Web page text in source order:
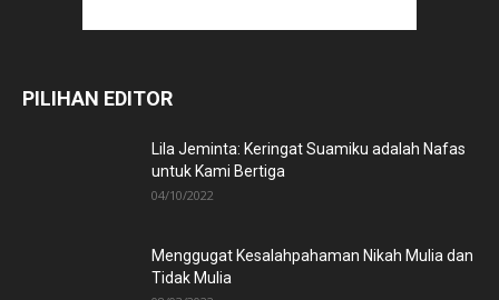
PILIHAN EDITOR
Lila Jeminta: Keringat Suamiku adalah Nafas
untuk Kami Bertiga
04/10/2022
Menggugat Kesalahpahaman Nikah Mulia dan
Tidak Mulia